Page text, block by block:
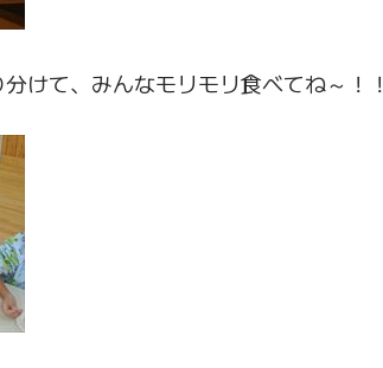
けて、みんなモリモリ食べてね～！！